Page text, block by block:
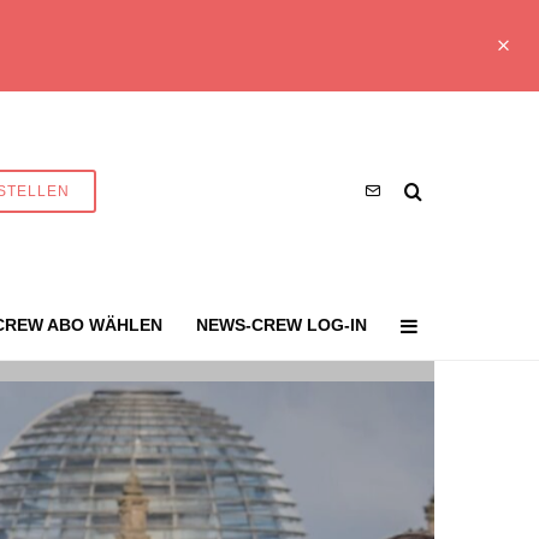
ABO WÄHLEN NEWS-CREW LOG-IN